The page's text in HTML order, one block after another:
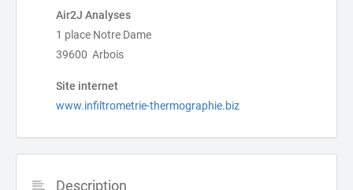
Air2J Analyses
1 place Notre Dame
39600 Arbois
Site internet
www.infiltrometrie-thermographie.biz
Description